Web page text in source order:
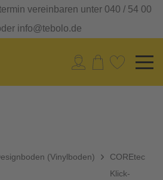
vereinbaren unter 040 / 54 00
info@tebolo.de
(Vinylboden)
COREtec
Klick-